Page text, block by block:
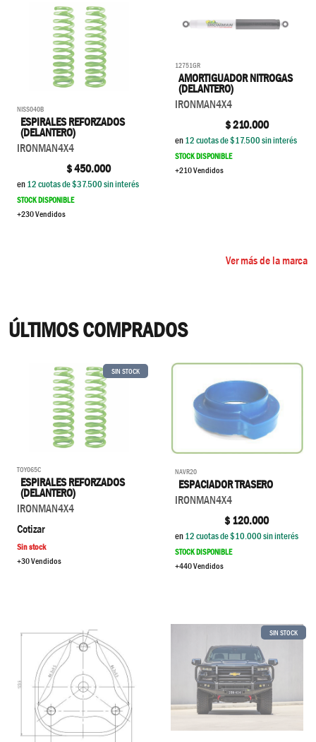
NISS040B
ESPIRALES REFORZADOS
(DELANTERO)
IRONMAN4X4
$450.000
en12cuotas de $37.500sin interés
STOCK DISPONIBLE
+230 Vendidos
12751GR
AMORTIGUADOR NITROGAS
(DELANTERO)
IRONMAN4X4
$210.000
en12cuotas de $17.500sin interés
STOCK DISPONIBLE
+210 Vendidos
Ver más de la marca
ÚLTIMOS COMPRADOS
SIN STOCK
TOY065C
ESPIRALES REFORZADOS
(DELANTERO)
IRONMAN4X4
Cotizar
Sin stock
+30 Vendidos
NAVR20
ESPACIADOR TRASERO
IRONMAN4X4
$120.000
en12cuotas de $10.000sin interés
STOCK DISPONIBLE
+440 Vendidos
SIN STOCK